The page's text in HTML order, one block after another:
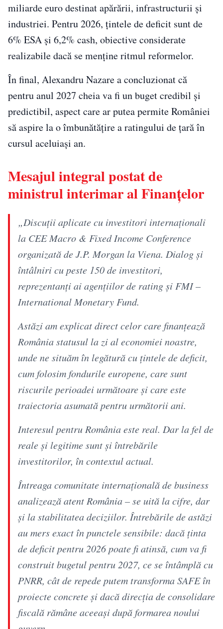
miliarde euro destinat apărării, infrastructurii și
industriei. Pentru 2026, țintele de deficit sunt de
6% ESA și 6,2% cash, obiective considerate
realizabile dacă se menține ritmul reformelor.
În final, Alexandru Nazare a concluzionat că
pentru anul 2027 cheia va fi un buget credibil și
predictibil, aspect care ar putea permite României
să aspire la o îmbunătățire a ratingului de țară în
cursul aceluiași an.
Mesajul integral postat de
ministrul interimar al Finanțelor
„Discuții aplicate cu investitori internaționali
la CEE Macro & Fixed Income Conference
organizată de J.P. Morgan la Viena. Dialog şi
întâlniri cu peste 150 de investitori,
reprezentanți ai agențiilor de rating şi FMI –
International Monetary Fund.
Astăzi am explicat direct celor care finanțează
România statusul la zi al economiei noastre,
unde ne situăm în legătură cu țintele de deficit,
cum folosim fondurile europene, care sunt
riscurile perioadei următoare și care este
traiectoria asumată pentru următorii ani.
Interesul pentru România este real. Dar la fel de
reale şi legitime sunt și întrebările
investitorilor, în contextul actual.
Întreaga comunitate internațională de business
analizează atent România – se uită la cifre, dar
și la stabilitatea deciziilor. Întrebările de astăzi
au mers exact în punctele sensibile: dacă ținta
de deficit pentru 2026 poate fi atinsă, cum va fi
construit bugetul pentru 2027, ce se întâmplă cu
PNRR, cât de repede putem transforma SAFE în
proiecte concrete și dacă direcția de consolidare
fiscală rămâne aceeași după formarea noului